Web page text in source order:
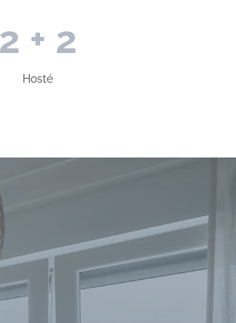
2 + 2
Hosté